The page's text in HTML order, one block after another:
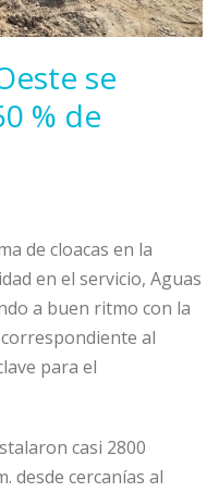
se
% de
de cloacas en la
en el servicio, Aguas
a buen ritmo con la
al
para el
casi 2800
desde cercanías al